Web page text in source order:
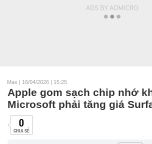
Max | 16/04/2026 | 15:25
Apple gom sạch chip nhớ
Microsoft phải tăng giá
0
CHIA SẺ